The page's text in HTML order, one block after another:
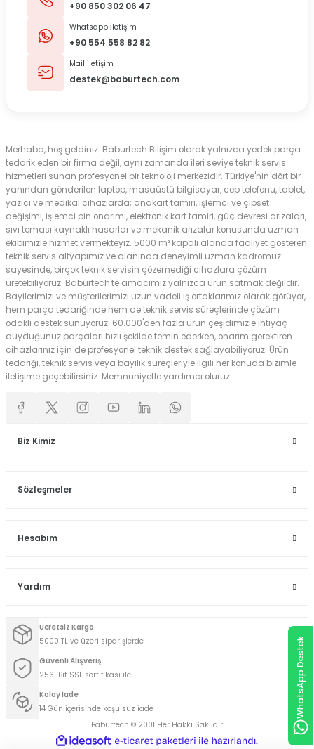
+90 850 302 06 47
Whatsapp İletişim
+90 554 558 82 82
Mail iletişim
destek@baburtech.com
Merhaba, hoş geldiniz. Baburtech Bilişim olarak yalnızca yedek parça
tedarik eden bir firma değil, aynı zamanda ileri seviye teknik servis
hizmetleri sunan profesyonel bir teknoloji merkezidir. Türkiye'nin dört bir
yanından gönderilen laptop, masaüstü bilgisayar, cep telefonu, tablet,
yazıcı ve medikal cihazlarda; anakart tamiri, işlemci ve çipset
değişimi, işlemci pin onarımı, elektronik kart tamiri, güç devresi arızaları,
sıvı teması kaynaklı hasarlar ve mekanik arızalar konusunda uzman
ekibimizle hizmet vermekteyiz. 5000 m² kapalı alanda faaliyet gösteren
teknik servis altyapımız ve alanında deneyimli uzman kadromuz
sayesinde, birçok teknik servisin çözemediği cihazlara çözüm
üretebiliyoruz. Baburtech'te amacımız yalnızca ürün satmak değildir.
Bayilerimizi ve müşterilerimizi uzun vadeli iş ortaklarımız olarak görüyor,
hem parça tedariğinde hem de teknik servis süreçlerinde çözüm
odaklı destek sunuyoruz. 60.000'den fazla ürün çeşidimizle ihtiyaç
duyduğunuz parçaları hızlı şekilde temin ederken, onarım gerektiren
cihazlarınız için de profesyonel teknik destek sağlayabiliyoruz. Ürün
tedariği, teknik servis veya bayilik süreçleriyle ilgili her konuda bizimle
iletişime geçebilirsiniz. Memnuniyetle yardımcı oluruz.
Biz Kimiz
Sözleşmeler
Hesabım
Yardım
Ücretsiz Kargo
5000 TL ve üzeri siparişlerde
Güvenli Alışveriş
256-Bit SSL sertifikası ile
Kolay İade
14 Gün içerisinde koşulsuz iade
Baburtech © 2001 Her Hakkı Saklıdır
WhatsApp Destek
ideasoft
e-